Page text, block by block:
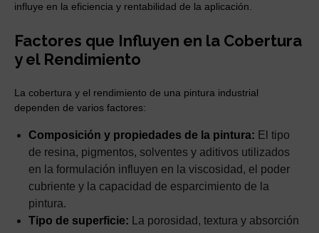
influye en la eficiencia y rentabilidad de la aplicación.
Factores que Influyen en la Cobertura
y el Rendimiento
La cobertura y el rendimiento de una pintura industrial
dependen de varios factores:
Composición y propiedades de la pintura: El tipo
de resina, pigmentos, solventes y aditivos utilizados
en la formulación influyen en la viscosidad, el poder
cubriente y la capacidad de esparcimiento de la
pintura.
Tipo de superficie: La porosidad, textura y absorción